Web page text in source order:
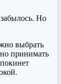
Но
выбрать
принимать